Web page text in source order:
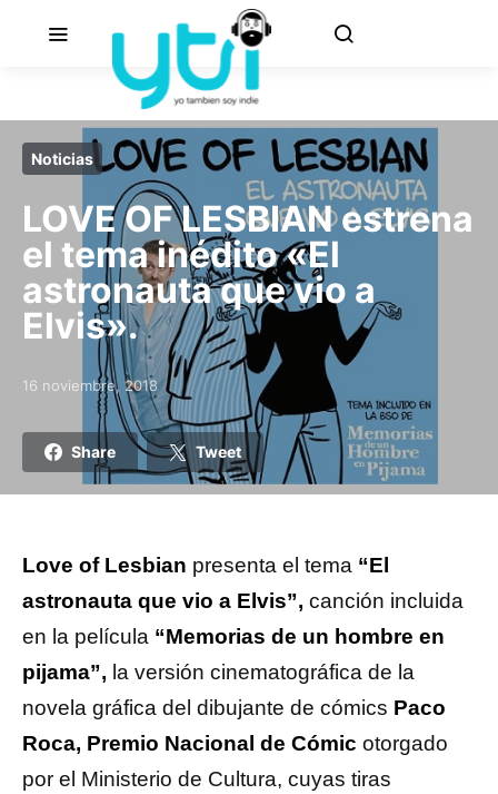
Noticias
LOVE OF LESBIAN estrena
el tema inédito «El
astronauta que vio a
Elvis».
Posted on
16 noviembre, 2018
Share Tweet
Love of Lesbian presenta el tema “El
astronauta que vio a Elvis”, canción incluida
en la película “Memorias de un hombre en
pijama”, la versión cinematográfica de la
novela gráfica del dibujante de cómics Paco
Roca, Premio Nacional de Cómic otorgado
por el Ministerio de Cultura, cuyas tiras